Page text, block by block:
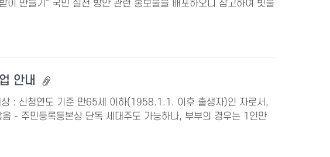
만들기" 국민 실천 방안 관련 홍보물을 배포하오니 참고하여 빗물
안내
: 신청연도 기준 만65세 이하(1958.1.1. 이후 출생자)인 자로서,
- 주민등록등본상 단독 세대주도 가능하나, 부부의 경우는 1인만